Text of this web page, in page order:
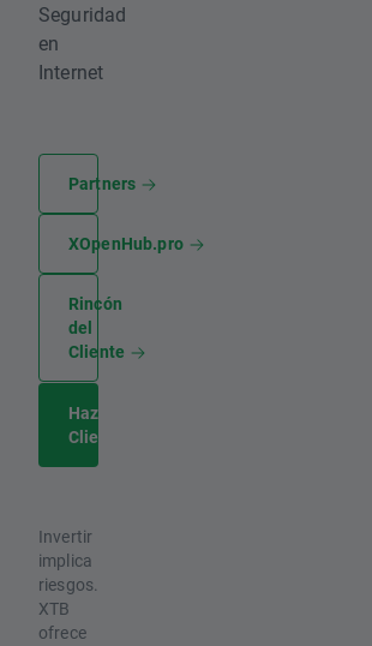
Seguridad
en
Internet
Partners
XOpenHub.pro
Rincón
del
Cliente
Hazte
Cliente
Invertir
implica
riesgos.
XTB
ofrece